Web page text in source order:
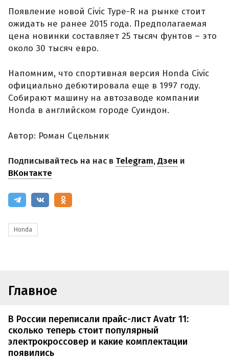
Появление новой Civic Type-R на рынке стоит
ожидать не ранее 2015 года. Предполагаемая
цена новинки составляет 25 тысяч фунтов – это
около 30 тысяч евро.
Напомним, что спортивная версия Honda Civic
официально дебютировала еще в 1997 году.
Собирают машину на автозаводе компании
Honda в английском городе Суиндон.
Автор: Роман Сцельник
Подписывайтесь на нас в Telegram,Дзен и
ВКонтакте
Honda
Главное
В России переписали прайс-лист Avatr 11:
сколько теперь стоит популярный
электрокроссовер и какие комплектации
появились